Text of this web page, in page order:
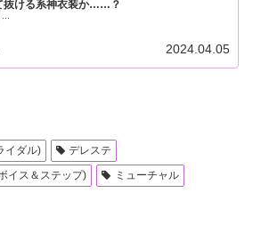
抜ける系神衣装か……？
...
2024.04.05
イダル)
デレステ
イス＆ステップ)
ミューチャル